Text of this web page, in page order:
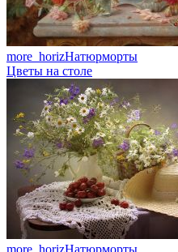
more_horizНатюрморты
Цветы на столе
more_horizНатюрморты